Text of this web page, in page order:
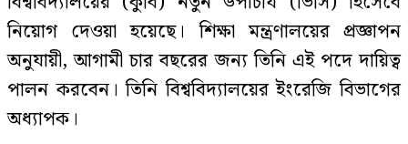
নিয়োগ দেওয়া হয়েছে। শিক্ষা মন্ত্রণালয়ের প্রজ্ঞাপন
অনুযায়ী, আগামী চার বছরের জন্য তিনি এই পদে দায়িত্ব
পালন করবেন। তিনি বিশ্ববিদ্যালয়ের ইংরেজি বিভাগের
অধ্যাপক।